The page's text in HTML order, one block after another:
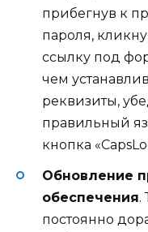
прибегнув к
пароля,
ссылку под
чем
реквизиты,
правильный
кнопка
Обновление
обеспечения.
постоянно